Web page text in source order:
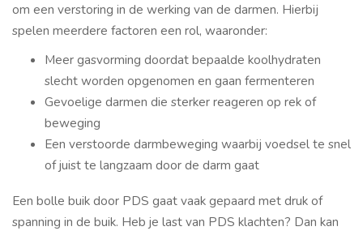
om een verstoring in de werking van de darmen. Hierbij
spelen meerdere factoren een rol, waaronder:
Meer gasvorming doordat bepaalde koolhydraten
slecht worden opgenomen en gaan fermenteren
Gevoelige darmen die sterker reageren op rek of
beweging
Een verstoorde darmbeweging waarbij voedsel te snel
of juist te langzaam door de darm gaat
Een bolle buik door PDS gaat vaak gepaard met druk of
spanning in de buik. Heb je last van PDS klachten? Dan kan